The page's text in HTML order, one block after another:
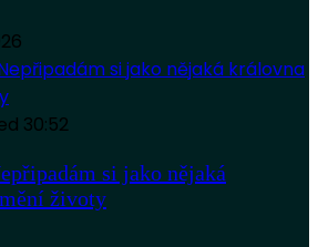
30:52
si jako nějaká
životy